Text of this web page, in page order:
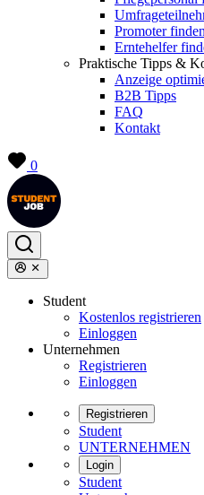
Promoter finden
Erntehelfer
Praktische Tipps &
Anzeige
B2B Tipps
FAQ
Kontakt
0
Student
Kostenlos registrieren
Einloggen
Unternehmen
Registrieren
Einloggen
Registrieren
Student
UNTERNEHMEN
Login
Student